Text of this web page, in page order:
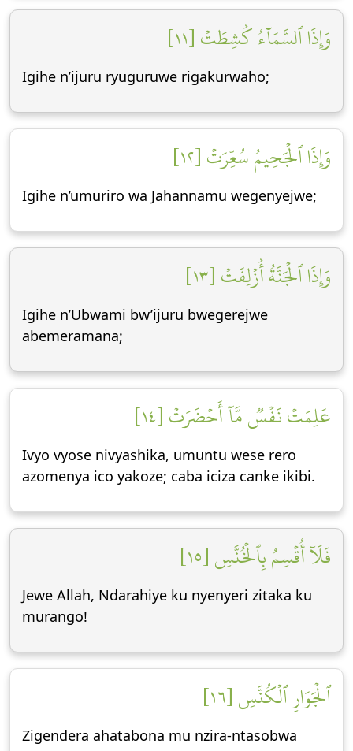
وَإِذَا ٱلسَّمَآءُ كُشِطَتۡ [١١]
Igihe n’ijuru ryuguruwe rigakurwaho;
وَإِذَا ٱلۡجَحِيمُ سُعِّرَتۡ [١٢]
Igihe n’umuriro wa Jahannamu wegenyejwe;
وَإِذَا ٱلۡجَنَّةُ أُزۡلِفَتۡ [١٣]
Igihe n’Ubwami bw’ijuru bwegerejwe
abemeramana;
عَلِمَتۡ نَفۡسٞ مَّآ أَحۡضَرَتۡ [١٤]
Ivyo vyose nivyashika, umuntu wese rero
azomenya ico yakoze; caba iciza canke ikibi.
فَلَآ أُقۡسِمُ بِٱلۡخُنَّسِ [١٥]
Jewe Allah, Ndarahiye ku nyenyeri zitaka ku
murango!
ٱلۡجَوَارِ ٱلۡكُنَّسِ [١٦]
Zigendera ahatabona mu nzira-ntasobwa